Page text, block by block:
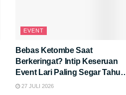
EVENT
Bebas Ketombe Saat
Berkeringat? Intip Keseruan
Event Lari Paling Segar Tahun
Ini!27 JULI 2026